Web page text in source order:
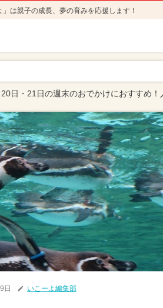
は親子の成長、夢の育みを応援します！
20日・21日の週末のおでかけにおすすめ
日 いこーよ編集部